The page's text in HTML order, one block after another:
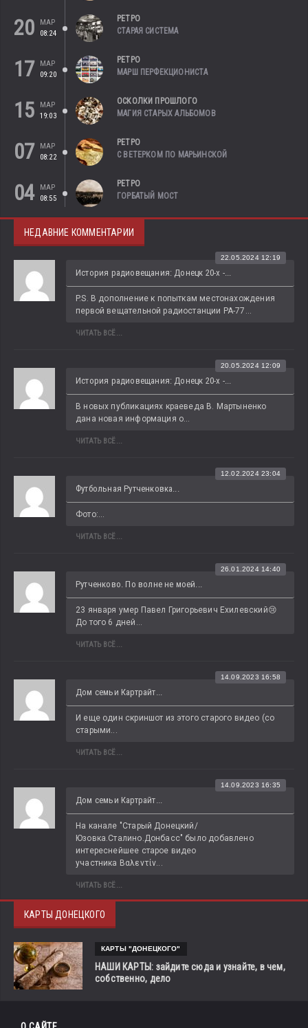
20
МАР
08:24
РЕТРО
СТАРАЯ СИСТЕМА
17
МАР
09:20
РЕТРО
МАРШ ПЕРФЕКЦИОНИСТА
15
МАР
19:03
ОСКОЛКИ ПРОШЛОГО
МАГИЯ СТАРЫХ АЛЬБОМОВ
07
МАР
08:22
РЕТРО
С ВЕТЕРКОМ ПО МАРЬИНСКОЙ
04
МАР
08:55
РЕТРО
ГОРБАТЫЙ МОСТ
НЕДАВНИЕ КОММЕНТАРИИ
История радиовещания: Донецк 20-х -...
22.05.2024 12:19
P.S. В дополнение к попыткам местонахождения
первой вещательной радиостанции РА-77...
ЧИТАТЬ ВСЁ...
История радиовещания: Донецк 20-х -...
20.05.2024 12:09
В новых публикациях краеведа В. Мартыненко
дана новая информация о...
ЧИТАТЬ ВСЁ...
Футбольная Рутченковка...
12.02.2024 23:04
Фото:...
ЧИТАТЬ ВСЁ...
Рутченково. По волне не моей...
26.01.2024 14:40
23 января умер Павел Григорьевич Ехилевский😢
До того 6 дней...
ЧИТАТЬ ВСЁ...
Дом семьи Картрайт...
14.09.2023 16:58
И еще один скриншот из этого старого видео (со
старыми...
ЧИТАТЬ ВСЁ...
Дом семьи Картрайт...
14.09.2023 16:35
На канале "Старый Донецкий/
Юзовка.Сталино.Донбасс" было добавлено
интереснейшее старое видео
участника Βαλεντίν...
ЧИТАТЬ ВСЁ...
КАРТЫ ДОНЕЦКОГО
КАРТЫ "ДОНЕЦКОГО"
НАШИ КАРТЫ: зайдите сюда и узнайте, в чем,
собственно, дело